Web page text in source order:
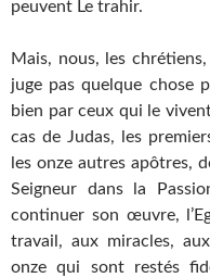
peuvent Le trahir.
Mais, nous, les
juge pas quelque chose
bien par ceux qui le
cas de Judas, les
les onze autres apôtres,
Seigneur dans la
continuer son œuvre,
travail, aux miracles,
onze qui sont restés